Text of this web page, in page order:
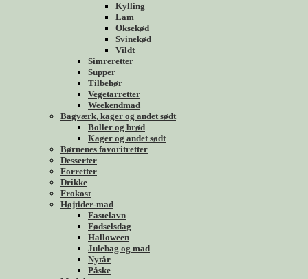
Kylling
Lam
Oksekød
Svinekød
Vildt
Simreretter
Supper
Tilbehør
Vegetarretter
Weekendmad
Bagværk, kager og andet sødt
Boller og brød
Kager og andet sødt
Børnenes favoritretter
Desserter
Forretter
Drikke
Frokost
Højtider-mad
Fastelavn
Fødselsdag
Halloween
Julebag og mad
Nytår
Påske